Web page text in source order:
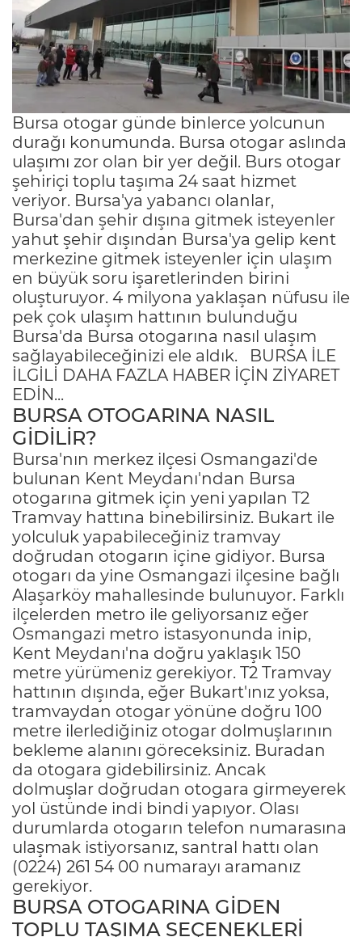
Bursa otogar günde binlerce yolcunun
durağı konumunda. Bursa otogar aslında
ulaşımı zor olan bir yer değil. Burs otogar
şehiriçi toplu taşıma 24 saat hizmet
veriyor. Bursa'ya yabancı olanlar,
Bursa'dan şehir dışına gitmek isteyenler
yahut şehir dışından Bursa'ya gelip kent
merkezine gitmek isteyenler için ulaşım
en büyük soru işaretlerinden birini
oluşturuyor. 4 milyona yaklaşan nüfusu ile
pek çok ulaşım hattının bulunduğu
Bursa'da Bursa otogarına nasıl ulaşım
sağlayabileceğinizi ele aldık. BURSA İLE
İLGİLİ DAHA FAZLA HABER İÇİN ZİYARET
EDİN...
BURSA OTOGARINA NASIL
GİDİLİR?
Bursa'nın merkez ilçesi Osmangazi'de
bulunan Kent Meydanı'ndan Bursa
otogarına gitmek için yeni yapılan T2
Tramvay hattına binebilirsiniz. Bukart ile
yolculuk yapabileceğiniz tramvay
doğrudan otogarın içine gidiyor. Bursa
otogarı da yine Osmangazi ilçesine bağlı
Alaşarköy mahallesinde bulunuyor. Farklı
ilçelerden metro ile geliyorsanız eğer
Osmangazi metro istasyonunda inip,
Kent Meydanı'na doğru yaklaşık 150
metre yürümeniz gerekiyor. T2 Tramvay
hattının dışında, eğer Bukart'ınız yoksa,
tramvaydan otogar yönüne doğru 100
metre ilerlediğiniz otogar dolmuşlarının
bekleme alanını göreceksiniz. Buradan
da otogara gidebilirsiniz. Ancak
dolmuşlar doğrudan otogara girmeyerek
yol üstünde indi bindi yapıyor. Olası
durumlarda otogarın telefon numarasına
ulaşmak istiyorsanız, santral hattı olan
(0224) 261 54 00 numarayı aramanız
gerekiyor.
BURSA OTOGARINA GİDEN
TOPLU TAŞIMA SEÇENEKLERİ